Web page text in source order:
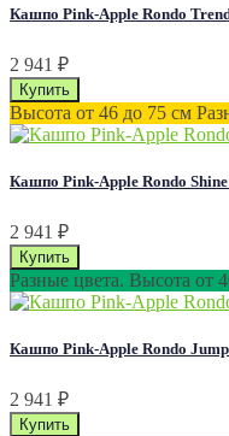
Кашпо Pink-Apple Rondo
2 941 ₽
Высота от 46 до 75 см
Кашпо Pink-Apple Rondo
2 941 ₽
Разные цвета. Высота от
Кашпо Pink-Apple Rondo
2 941 ₽